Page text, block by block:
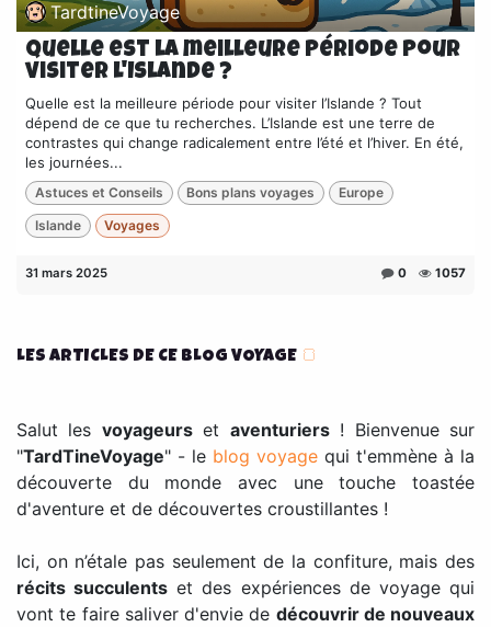
TardtineVoyage
Quelle est la meilleure période pour
visiter l'Islande ?
Quelle est la meilleure période pour visiter l’Islande ? Tout
dépend de ce que tu recherches. L’Islande est une terre de
contrastes qui change radicalement entre l’été et l’hiver. En été,
les journées...
Astuces et Conseils Bons plans voyages Europe
Islande Voyages
31 mars 2025 0 1057
LES ARTICLES DE CE BLOG VOYAGE 🍞
Salut les voyageurset aventuriers! Bienvenue sur
"TardTineVoyage" - le blog voyage qui t'emmène à la
découverte du monde avec une touche toastée
d'aventure et de découvertes croustillantes !
Ici, on n’étale pas seulement de la confiture, mais des
récits succulents et des expériences de voyage qui
vont te faire saliver d'envie de découvrir de nouveaux